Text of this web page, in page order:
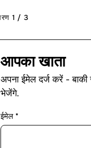
1 / 3
आपका खाता
अपना ईमेल दर्ज करें -
भेजेंगे.
ईमेल *